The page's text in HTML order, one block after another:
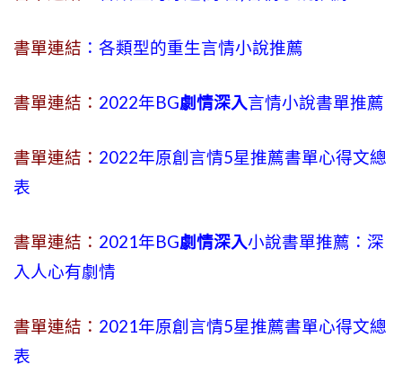
書單連結 ：各類型的重生言情小說推薦
書單連結： 2022年BG劇情深入言情小說書單推薦
書單連結： 2022年原創言情5星推薦書單心得文總
表
書單連結： 2021年BG劇情深入小說書單推薦：深
入人心有劇情
書單連結： 2021年原創言情5星推薦書單心得文總
表